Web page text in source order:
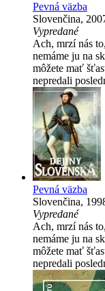
Pevná väzba
Slovenčina,
Vypredané
Ach, mrzí nás
nemáme ju na
môžete mať
nepredali
Pevná väzba
Slovenčina,
Vypredané
Ach, mrzí nás
nemáme ju na
môžete mať
nepredali